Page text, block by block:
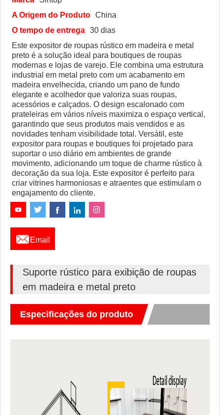
A Origem do Produto China
O tempo de entrega 30 dias
Este expositor de roupas rústico em madeira e metal
preto é a solução ideal para boutiques de roupas
modernas e lojas de varejo. Ele combina uma estrutura
industrial em metal preto com um acabamento em
madeira envelhecida, criando um pano de fundo
elegante e acolhedor que valoriza suas roupas,
acessórios e calçados. O design escalonado com
prateleiras em vários níveis maximiza o espaço vertical,
garantindo que seus produtos mais vendidos e as
novidades tenham visibilidade total. Versátil, este
expositor para roupas e boutiques foi projetado para
suportar o uso diário em ambientes de grande
movimento, adicionando um toque de charme rústico à
decoração da sua loja. Este expositor é perfeito para
criar vitrines harmoniosas e atraentes que estimulam o
engajamento do cliente.
 Email
Suporte rústico para exibição de roupas
em madeira e metal preto
Especificações do produto